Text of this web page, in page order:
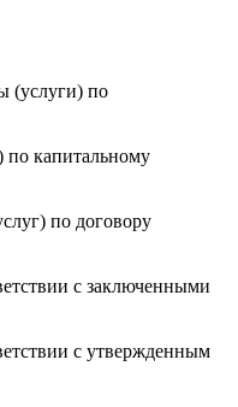
(услуги) по
капитальному
по договору
с заключенными
с утвержденным